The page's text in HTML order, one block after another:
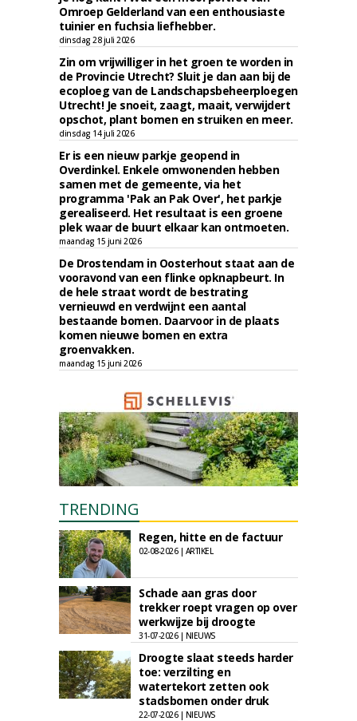
Omroep Gelderland van een enthousiaste
tuinier en fuchsia liefhebber.
dinsdag 28 juli 2026
Zin om vrijwilliger in het groen te worden in
de Provincie Utrecht? Sluit je dan aan bij de
ecoploeg van de Landschapsbeheerploegen
Utrecht! Je snoeit, zaagt, maait, verwijdert
opschot, plant bomen en struiken en meer.
dinsdag 14 juli 2026
Er is een nieuw parkje geopend in
Overdinkel. Enkele omwonenden hebben
samen met de gemeente, via het
programma 'Pak an Pak Over', het parkje
gerealiseerd. Het resultaat is een groene
plek waar de buurt elkaar kan ontmoeten.
maandag 15 juni 2026
De Drostendam in Oosterhout staat aan de
vooravond van een flinke opknapbeurt. In
de hele straat wordt de bestrating
vernieuwd en verdwijnt een aantal
bestaande bomen. Daarvoor in de plaats
komen nieuwe bomen en extra
groenvakken.
maandag 15 juni 2026
TRENDING
Regen, hitte en de factuur
02-08-2026 | ARTIKEL
Schade aan gras door
trekker roept vragen op over
werkwijze bij droogte
31-07-2026 | NIEUWS
Droogte slaat steeds harder
toe: verzilting en
watertekort zetten ook
stadsbomen onder druk
22-07-2026 | NIEUWS